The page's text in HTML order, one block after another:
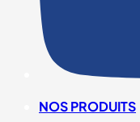
NOS PRODUITS